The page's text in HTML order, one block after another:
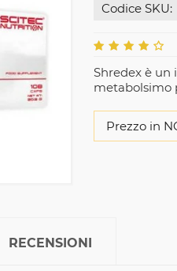
Codice SKU:
Shredex è
metabolsimo
Prezzo in
RECENSIONI